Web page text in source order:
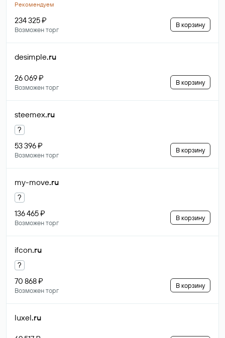
Рекомендуем
234 325 ₽
Возможен торг
В корзину
desimple.ru
26 069 ₽
Возможен торг
В корзину
steemex.ru
?
53 396 ₽
Возможен торг
В корзину
my-move.ru
?
136 465 ₽
Возможен торг
В корзину
ifcon.ru
?
70 868 ₽
Возможен торг
В корзину
luxel.ru